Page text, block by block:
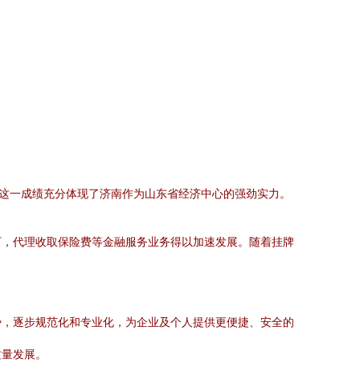
成绩充分体现了济南作为山东省经济中心的强劲实力。
代理收取保险费等金融服务业务得以加速发展。随着挂牌
逐步规范化和专业化，为企业及个人提供更便捷、安全的
发展。